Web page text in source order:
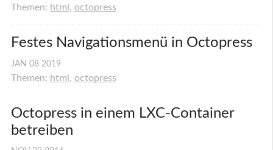
Themen: html , octopress
Festes Navigationsmenü in Octopress
JAN 08 2019
Themen: html , octopress
Octopress in einem LXC-Container
betreiben